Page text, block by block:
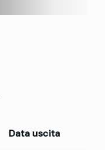
Data uscita